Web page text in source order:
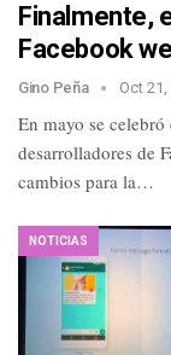
Finalmente,
Facebook
Gino Peña Oct
En mayo se
desarrolladores de
cambios para la…
NOTICIAS